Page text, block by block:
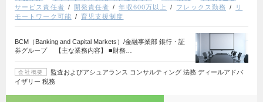
サービス責任者
開発責任者 年収600万以上 フレックス勤務
リ
モートワーク可能
育児支援制度
BCM（Banking and Capital Markets）/金融事業部 銀行・証
券グループ 【主な業務内容】 ■財務…
会社概要
監査およびアシュアランス コンサルティング 法務 ディールアドバ
イザリー 税務